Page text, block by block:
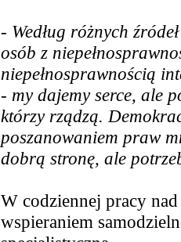
- Według różnych
osób z
niepełnosprawnością
- my dajemy serce, ale
którzy rządzą.
poszanowaniem praw
dobrą stronę, ale
W codziennej pracy
wspieraniem